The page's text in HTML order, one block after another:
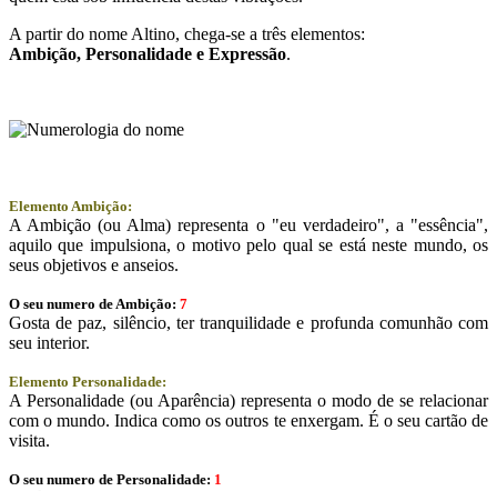
A partir do nome Altino, chega-se a três elementos:
Ambição, Personalidade e Expressão.
Elemento Ambição:
A Ambição (ou Alma) representa o "eu verdadeiro", a "essência",
aquilo que impulsiona, o motivo pelo qual se está neste mundo, os
seus objetivos e anseios.
O seu numero de Ambição: 7
Gosta de paz, silêncio, ter tranquilidade e profunda comunhão com
seu interior.
Elemento Personalidade:
A Personalidade (ou Aparência) representa o modo de se relacionar
com o mundo. Indica como os outros te enxergam. É o seu cartão de
visita.
O seu numero de Personalidade: 1